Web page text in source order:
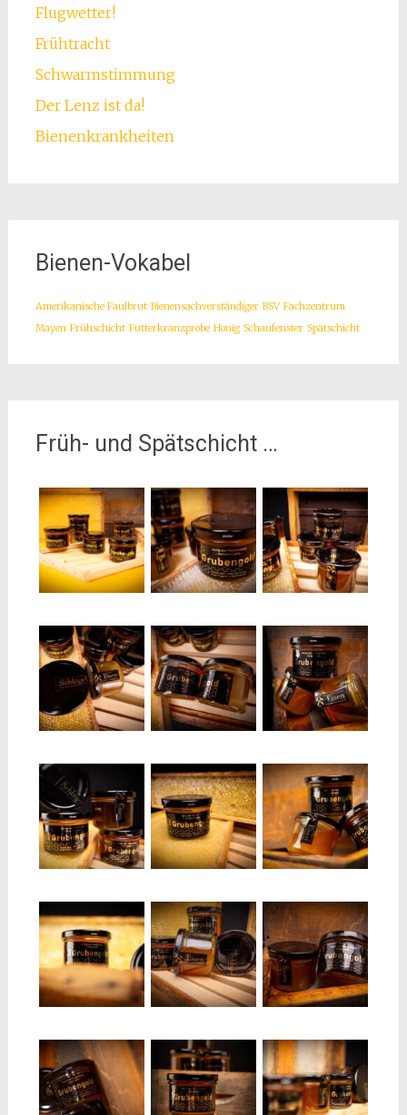
Flugwetter!
Frühtracht
Schwarmstimmung
Der Lenz ist da!
Bienenkrankheiten
Bienen-Vokabel
Amerikanische Faulbrut Bienensachverständiger BSV Fachzentrum
Mayen Frühschicht Futterkranzprobe Honig Schaufenster Spätschicht
Früh- und Spätschicht …